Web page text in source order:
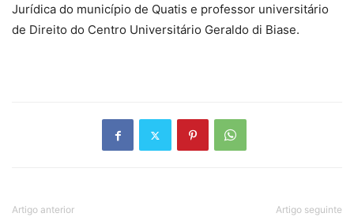
Jurídica do município de Quatis e professor universitário
de Direito do Centro Universitário Geraldo di Biase.
Artigo anterior Artigo seguinte